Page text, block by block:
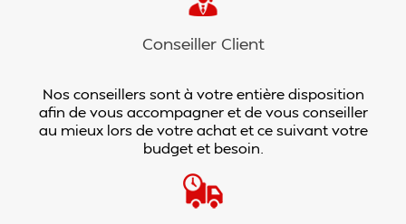
Conseiller Client
Nos conseillers sont à votre entière disposition
afin de vous accompagner et de vous conseiller
au mieux lors de votre achat et ce suivant votre
budget et besoin.